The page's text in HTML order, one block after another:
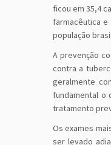
ficou em 35,4
farmacêutica e
população
A prevenção
contra a
geralmente
fundamental o
tratamento
Os exames
ser levado